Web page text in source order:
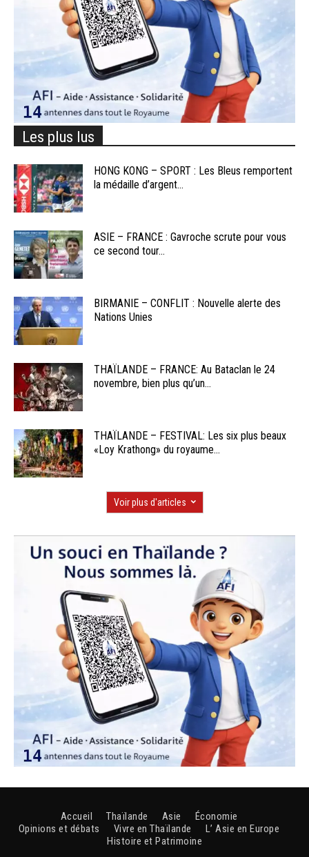
Les plus lus
HONG KONG – SPORT : Les Bleus remportent
la médaille d’argent...
ASIE – FRANCE : Gavroche scrute pour vous
ce second tour...
BIRMANIE – CONFLIT : Nouvelle alerte des
Nations Unies
THAÏLANDE – FRANCE: Au Bataclan le 24
novembre, bien plus qu’un...
THAÏLANDE – FESTIVAL: Les six plus beaux
«Loy Krathong» du royaume...
Voir plus d'articles
Accueil Thaïlande Asie
Économie
Opinions et débats
Vivre en Thaïlande
L’ Asie en Europe
Histoire et Patrimoine